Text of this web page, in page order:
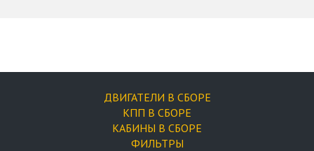
ДВИГАТЕЛИ В СБОРЕ
КПП В СБОРЕ
КАБИНЫ В СБОРЕ
ФИЛЬТРЫ